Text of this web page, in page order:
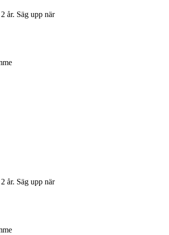
år. Säg upp när
år. Säg upp när